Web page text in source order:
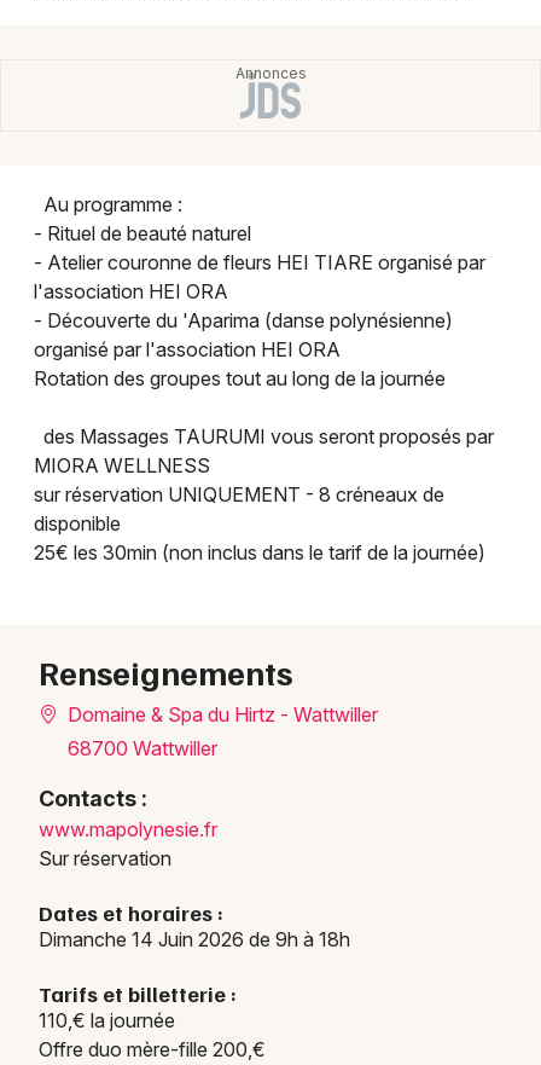
Jeux concours
Newsletter des sorties
Actus à Mulhouse
Magazine à Mulhouse
68 - Haut-Rhin
Choisir mes départements
Mon email
Au programme :
- Rituel de beauté naturel
- Atelier couronne de fleurs HEI TIARE organisé par
l'association HEI ORA
- Découverte du 'Aparima (danse polynésienne)
organisé par l'association HEI ORA
Rotation des groupes tout au long de la journée
des Massages TAURUMI vous seront proposés par
MIORA WELLNESS
sur réservation UNIQUEMENT - 8 créneaux de
disponible
25€ les 30min (non inclus dans le tarif de la journée)
Renseignements
Domaine & Spa du Hirtz - Wattwiller
68700 Wattwiller
Contacts :
www.mapolynesie.fr
Sur réservation
Dates et horaires :
Dimanche 14 Juin 2026 de 9h à 18h
Tarifs et billetterie :
110,€ la journée
Offre duo mère-fille 200,€